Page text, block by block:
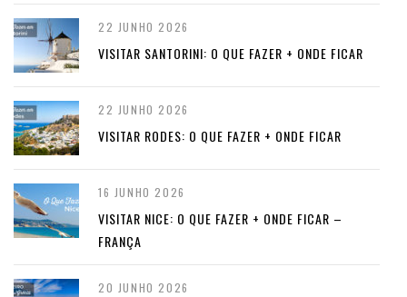
22 JUNHO 2026
VISITAR SANTORINI: O QUE FAZER + ONDE FICAR
22 JUNHO 2026
VISITAR RODES: O QUE FAZER + ONDE FICAR
16 JUNHO 2026
VISITAR NICE: O QUE FAZER + ONDE FICAR –
FRANÇA
20 JUNHO 2026